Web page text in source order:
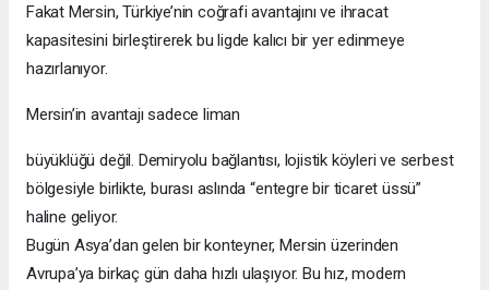
Fakat Mersin, Türkiye’nin coğrafi avantajını ve ihracat
kapasitesini birleştirerek bu ligde kalıcı bir yer edinmeye
hazırlanıyor.
Mersin’in avantajı sadece liman
büyüklüğü değil. Demiryolu bağlantısı, lojistik köyleri ve serbest
bölgesiyle birlikte, burası aslında “entegre bir ticaret üssü”
haline geliyor.
Bugün Asya’dan gelen bir konteyner, Mersin üzerinden
Avrupa’ya birkaç gün daha hızlı ulaşıyor. Bu hız, modern